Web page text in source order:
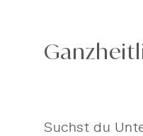
Suchst du